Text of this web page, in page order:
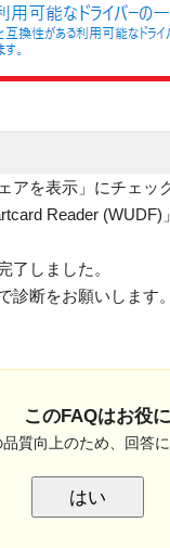
を表示」にチェッ
Reader (WUDF)
了しました。
診断をお願いします。
このFAQはお役
品質向上のため、回答
はい